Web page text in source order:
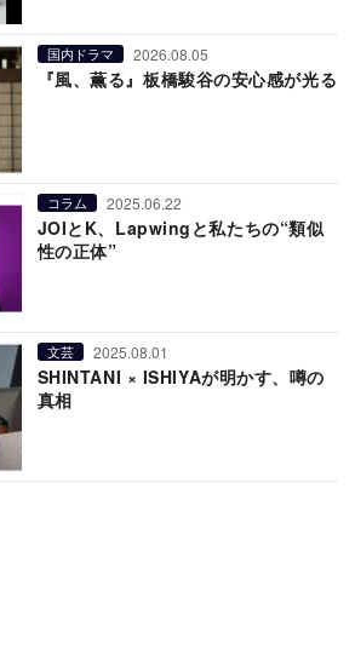
国内ドラマ 2026.08.05
『風、薫る』板橋駿谷の安心感が光る
コラム 2025.06.22
JOIとK、Lapwingと私たちの“類似
性の正体”
文芸 2025.08.01
SHINTANI × ISHIYAが明かす、噂の
真相